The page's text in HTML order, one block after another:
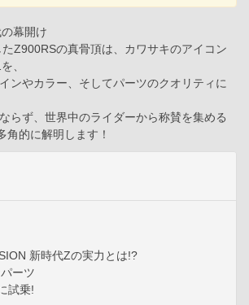
幕開け
Z900RSの真骨頂は、カワサキのアイコン
、
ンやカラー、そしてパーツのクオリティに
らず、世界中のライダーから称賛を集める
角的に解明します！
新時代Zの実力とは!?
ーツ
試乗!